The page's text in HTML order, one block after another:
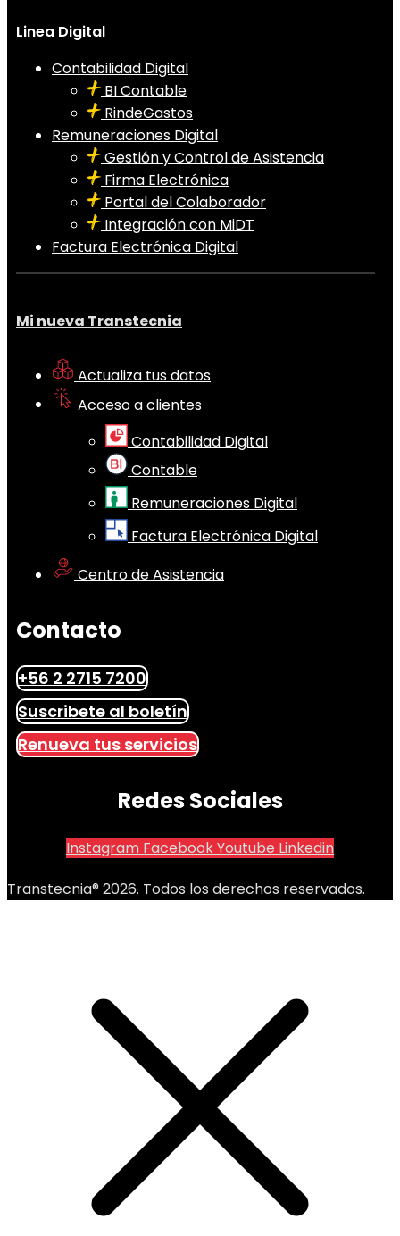
Linea Digital
Contabilidad Digital
BI Contable
RindeGastos
Remuneraciones Digital
Gestión y Control de Asistencia
Firma Electrónica
Portal del Colaborador
Integración con MiDT
Factura Electrónica Digital
Mi nueva Transtecnia
Actualiza tus datos
Acceso a clientes
Contabilidad Digital
Contable
Remuneraciones Digital
Factura Electrónica Digital
Centro de Asistencia
Contacto
+56 2 2715 7200
Suscribete al boletín
Renueva tus servicios
Redes Sociales
Instagram FacebookYoutube Linkedin
Transtecnia® 2026. Todos los derechos reservados.